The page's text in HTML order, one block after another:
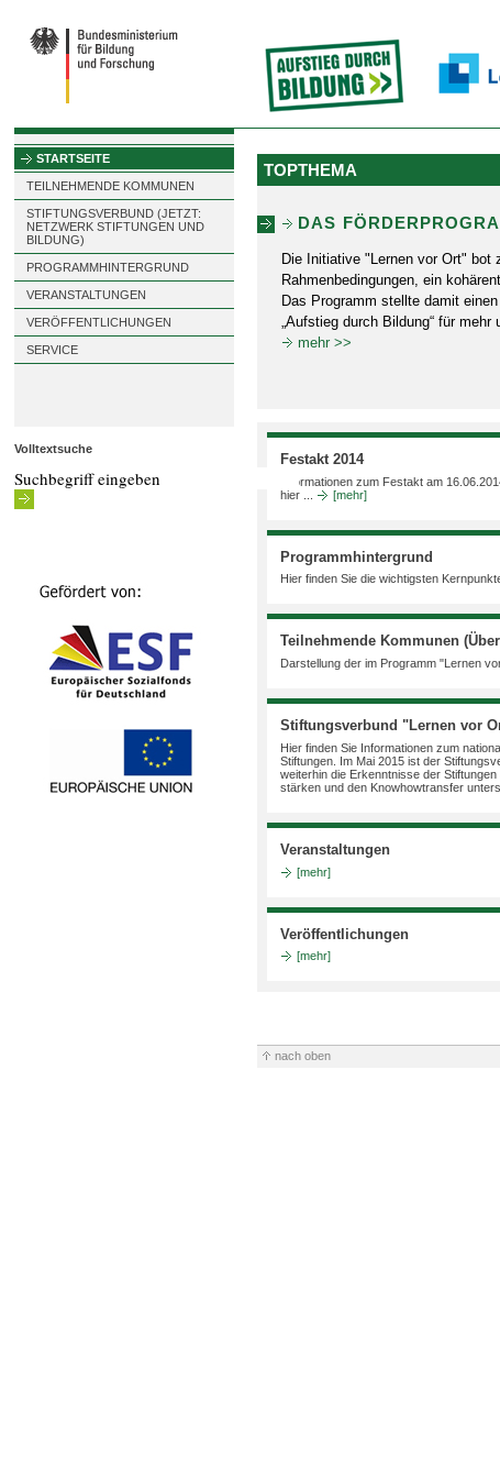
TOPTHEMA
DAS
Die Initiative "Lernen vor Ort" bot
Rahmenbedingungen, ein
Das Programm stellte damit
„Aufstieg durch Bildung“ für
mehr >>
Festakt 2014
Informationen zum Festakt am
hier ...
[mehr]
Programmhintergrund
Hier finden Sie die wichtigsten
Teilnehmende Kommunen
Darstellung der im Programm "Lernen
Stiftungsverbund "Lernen vor
Hier finden Sie Informationen zum
Stiftungen. Im Mai 2015 ist der
weiterhin die Erkenntnisse der
stärken und den Knowhowtransfer
Veranstaltungen
[mehr]
Veröffentlichungen
[mehr]
nach oben
STARTSEITE
TEILNEHMENDE KOMMUNEN
STIFTUNGSVERBUND (JETZT:
NETZWERK STIFTUNGEN UND
BILDUNG)
PROGRAMMHINTERGRUND
VERANSTALTUNGEN
VERÖFFENTLICHUNGEN
SERVICE
Volltextsuche